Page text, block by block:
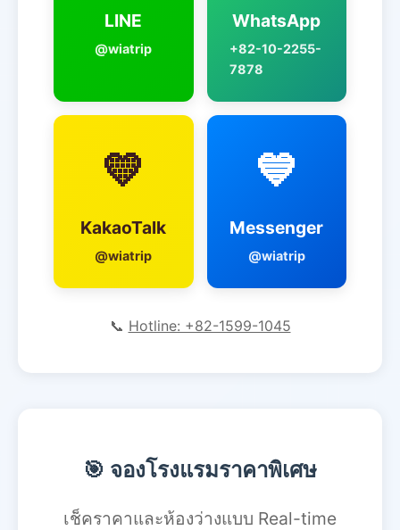
LINE
@wiatrip
WhatsApp
+82-10-2255-
7878
💛
KakaoTalk
@wiatrip
💙
Messenger
@wiatrip
📞 Hotline: +82-1599-1045
🎯 จองโรงแรมราคาพิเศษ
เช็คราคาและห้องว่างแบบ Real-time